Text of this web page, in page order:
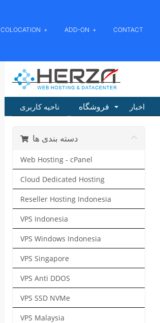
COLOCATION ADD-ON CONTACT
ناحیه کاربری اخبار
دسته بندی ها
Web Hosting - cPanel
Cloud Dedicated Hosting
Reseller Hosting Indonesia
VPS Indonesia
VPS Windows Indonesia
VPS Singapore
VPS Anti DDOS
VPS SSD NVMe
VPS Malaysia